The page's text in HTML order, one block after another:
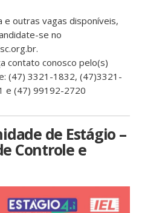
e outras vagas disponíveis,
se no
contato conosco pelo(s)
(47) 3321-1832, (47)3321-
e (47) 99192-2720
de Estágio –
Controle e